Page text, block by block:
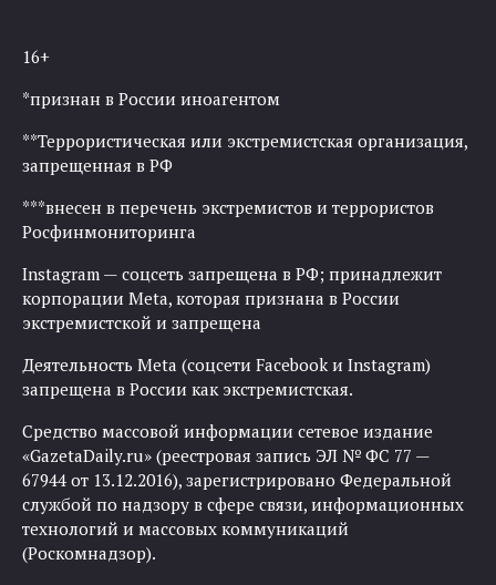
16+
*признан в России иноагентом
**Террористическая или экстремистская организация,
запрещенная в РФ
***внесен в перечень экстремистов и террористов
Росфинмониторинга
Instagram — соцсеть запрещена в РФ; принадлежит
корпорации Meta, которая признана в России
экстремистской и запрещена
Деятельность Meta (соцсети Facebook и Instagram)
запрещена в России как экстремистская.
Средство массовой информации сетевое издание
«GazetaDaily.ru» (реестровая запись ЭЛ № ФС 77 —
67944 от 13.12.2016), зарегистрировано Федеральной
службой по надзору в сфере связи, информационных
технологий и массовых коммуникаций
(Роскомнадзор).